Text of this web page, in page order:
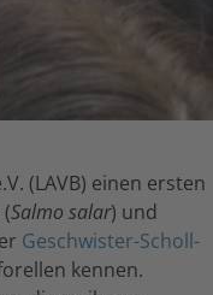
(LAVB) einen ersten
Salmo salar) und
Geschwister-Scholl-
kennen.